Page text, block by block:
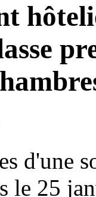
d'une
le 25